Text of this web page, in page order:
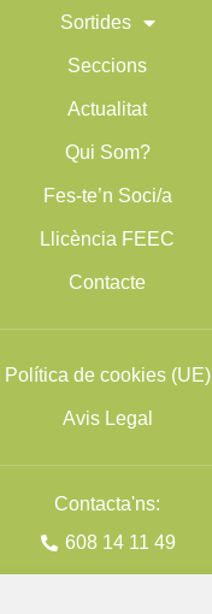
Sortides
Seccions
Actualitat
Qui Som?
Fes-te’n Soci/a
Llicència FEEC
Contacte
Política de cookies (UE)
Avis Legal
Contacta'ns:
608 14 11 49